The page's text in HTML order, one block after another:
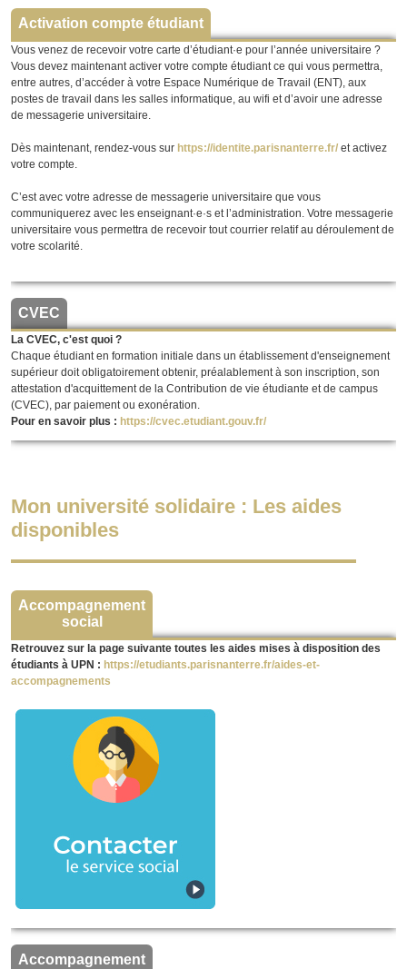
Activation compte étudiant
Vous venez de recevoir votre carte d’étudiant·e pour l’année universitaire ?
Vous devez maintenant activer votre compte étudiant ce qui vous permettra,
entre autres, d’accéder à votre Espace Numérique de Travail (ENT), aux
postes de travail dans les salles informatique, au wifi et d’avoir une adresse
de messagerie universitaire.
Dès maintenant, rendez-vous sur https://identite.parisnanterre.fr/ et activez
votre compte.
C’est avec votre adresse de messagerie universitaire que vous
communiquerez avec les enseignant·e·s et l’administration. Votre messagerie
universitaire vous permettra de recevoir tout courrier relatif au déroulement de
votre scolarité.
CVEC
La CVEC, c'est quoi ?
Chaque étudiant en formation initiale dans un établissement d'enseignement
supérieur doit obligatoirement obtenir, préalablement à son inscription, son
attestation d'acquittement de la Contribution de vie étudiante et de campus
(CVEC), par paiement ou exonération.
Pour en savoir plus : https://cvec.etudiant.gouv.fr/
Mon université solidaire : Les aides
disponibles
Accompagnement
social
Retrouvez sur la page suivante toutes les aides mises à disposition des
étudiants à UPN : https://etudiants.parisnanterre.fr/aides-et-
accompagnements
Accompagnement